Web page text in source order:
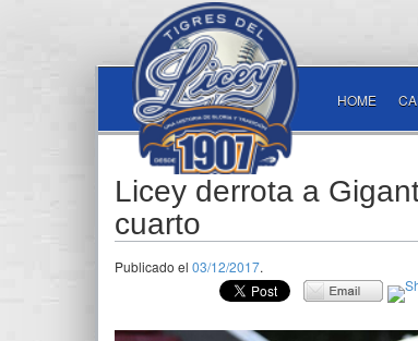
HOME
Licey derrota a
cuarto
Publicado el 03/12/2017.